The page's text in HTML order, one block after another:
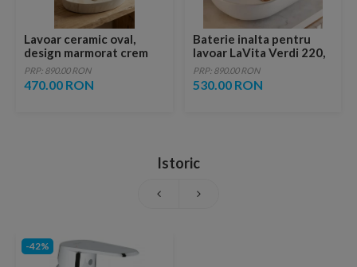
Lavoar ceramic oval,
design marmorat crem
lucios cu vene aurii,
ventil inclus
PRP: 890.00 RON
470.00 RON
Baterie inalta pentru
lavoar LaVita Verdi 220,
fara ventil, brushed
copper
PRP: 890.00 RON
530.00 RON
Istoric
-42%